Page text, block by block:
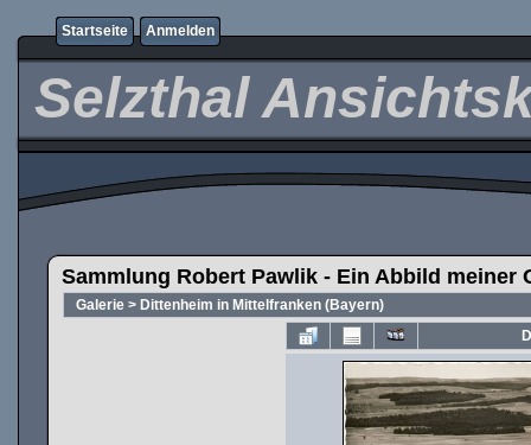
Startseite Anmelden
Selzthal
Sammlung Robert Pawlik - Ein Abbild meiner
Galerie > Dittenheim in Mittelfranken (Bayern)